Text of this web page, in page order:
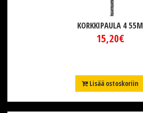
KORKKIPAULA 4 55M
15,20€
Lisää ostoskoriin